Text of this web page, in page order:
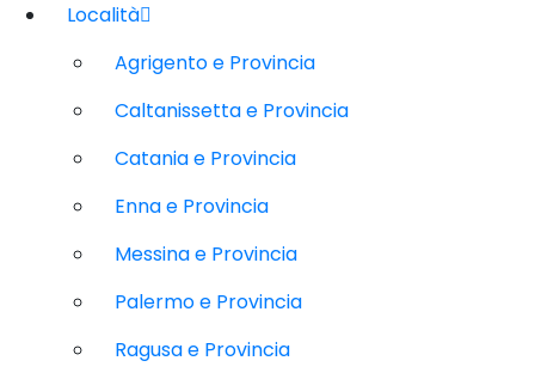
Località
Agrigento e Provincia
Caltanissetta e Provincia
Catania e Provincia
Enna e Provincia
Messina e Provincia
Palermo e Provincia
Ragusa e Provincia